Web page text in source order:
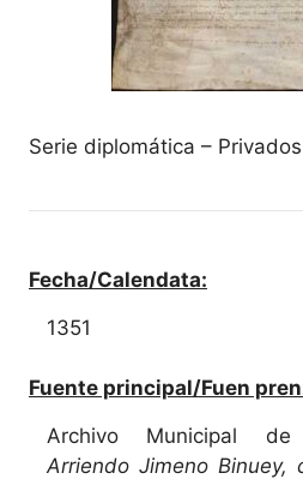
Serie diplomática –
Fecha/Calendata:
1351
Fuente principal/Fuen
Archivo Municipal
Arriendo Jimeno Binuey,